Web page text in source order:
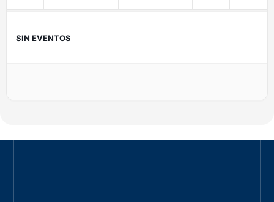
SIN EVENTOS